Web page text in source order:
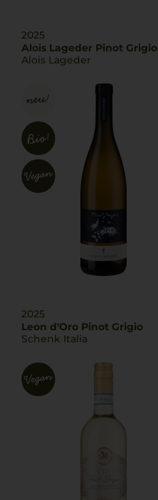
2025
Alois Lageder Pinot Grigio
Alois Lageder
2025
Leon d'Oro Pinot Grigio
Schenk Italia